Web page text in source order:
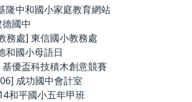
隆中和國小家庭教育網站
國中
務處] 東信國小教務處
和國小母語日
優盃科技積木創意競賽
成功國中會計室
和平國小五年甲班